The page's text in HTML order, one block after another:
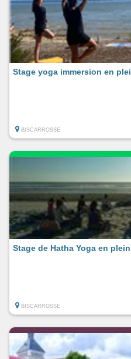
Stage yoga immersion en
BISCARROSSE
Stage de Hatha Yoga en
BISCARROSSE